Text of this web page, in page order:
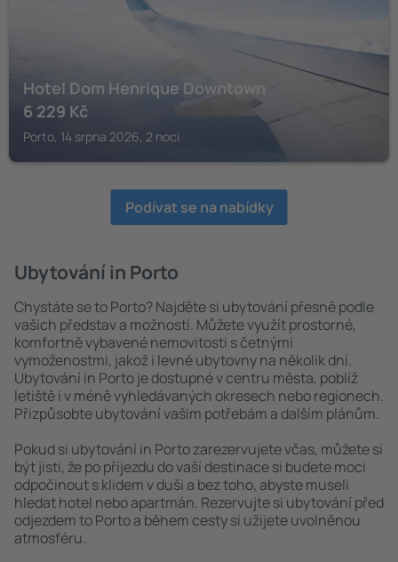
Hotel Dom Henrique Downtown
6 229 Kč
Porto, 14 srpna 2026, 2 noci
Podívat se na nabídky
Ubytování in Porto
Chystáte se to Porto? Najděte si ubytování přesně podle
vašich představ a možností. Můžete využít prostorné,
komfortně vybavené nemovitosti s četnými
vymoženostmi, jakož i levné ubytovny na několik dní.
Ubytování in Porto je dostupné v centru města, poblíž
letiště i v méně vyhledávaných okresech nebo regionech.
Přizpůsobte ubytování vašim potřebám a dalším plánům.
Pokud si ubytování in Porto zarezervujete včas, můžete si
být jisti, že po příjezdu do vaší destinace si budete moci
odpočinout s klidem v duši a bez toho, abyste museli
hledat hotel nebo apartmán. Rezervujte si ubytování před
odjezdem to Porto a během cesty si užijete uvolněnou
atmosféru.